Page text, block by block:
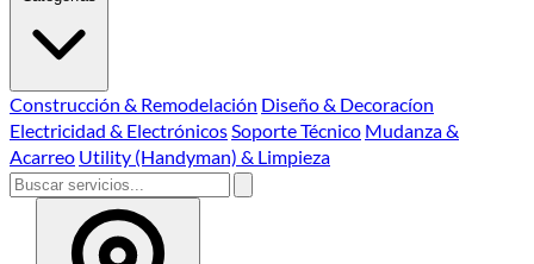
Construcción & Remodelación Diseño & Decoracíon
Electricidad & ElectrónicosSoporte Técnico Mudanza &
Acarreo Utility (Handyman) & Limpieza